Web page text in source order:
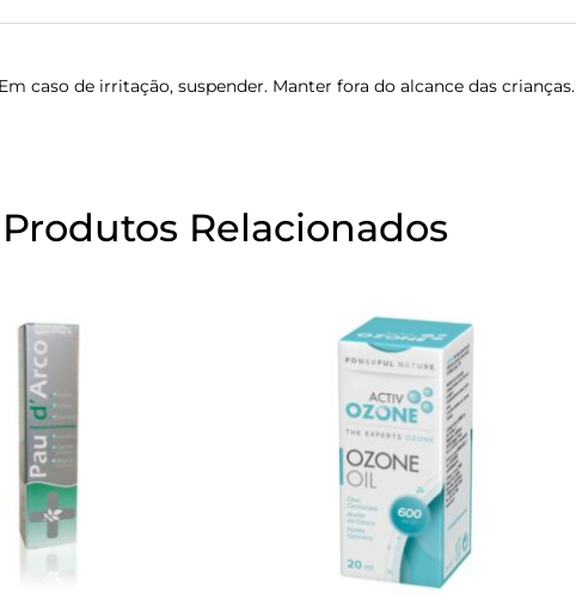
caso de irritação, suspender. Manter fora do alcance das crianças.
Produtos Relacionados